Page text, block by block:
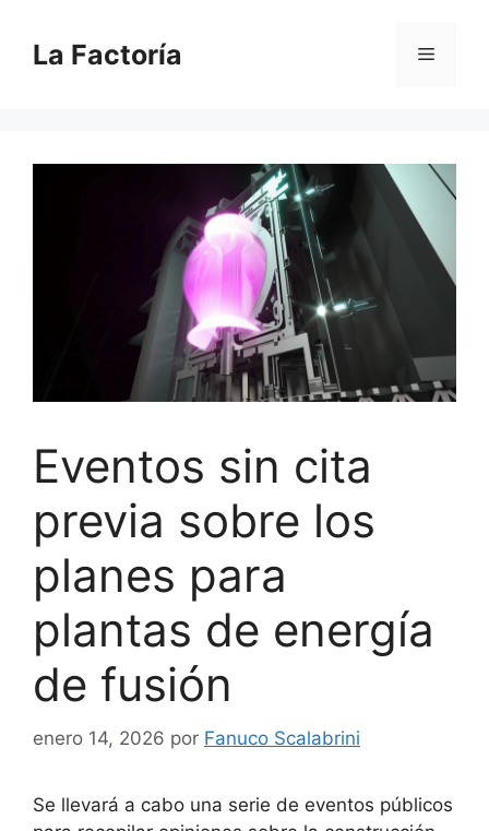
contenido
La Factoría Menú
Eventos sin cita
previa sobre los
planes para
plantas de energía
de fusión
enero 14, 2026 por Fanuco Scalabrini
Se llevará a cabo una serie de eventos públicos